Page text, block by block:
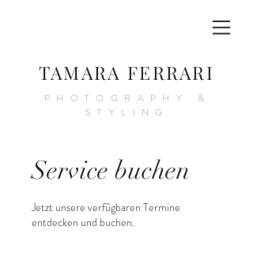
TAMARA FERRARI
PHOTOGRAPHY &
STYLING
Service buchen
Jetzt unsere verfügbaren Termine
entdecken und buchen.